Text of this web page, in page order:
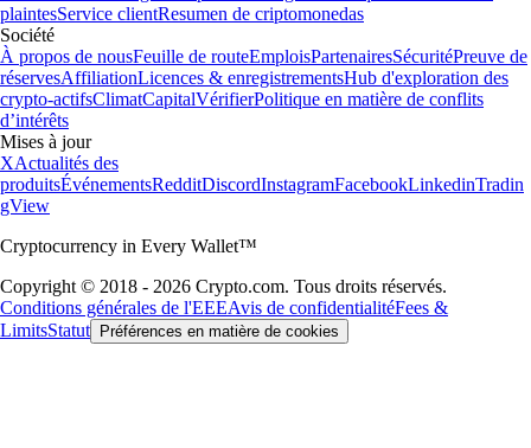
plaintesService clientResumen de criptomonedas
Société
À propos de nousFeuille de routeEmploisPartenairesSécuritéPreuve de
réservesAffiliationLicences & enregistrementsHub d'exploration des
crypto-actifsClimatCapitalVérifierPolitique en matière de conflits
d’intérêts
Mises à jour
XActualités des
produitsÉvénementsRedditDiscordInstagramFacebookLinkedinTradin
gView
Cryptocurrency in Every Wallet™
Copyright © 2018 - 2026 Crypto.com. Tous droits réservés.
Conditions générales de l'EEEAvis de confidentialitéFees &
LimitsStatut Préférences en matière de cookies